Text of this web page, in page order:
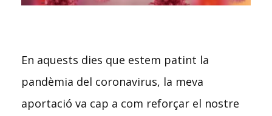
En aquests dies que estem patint la
pandèmia del coronavirus, la meva
aportació va cap a com reforçar el nostre